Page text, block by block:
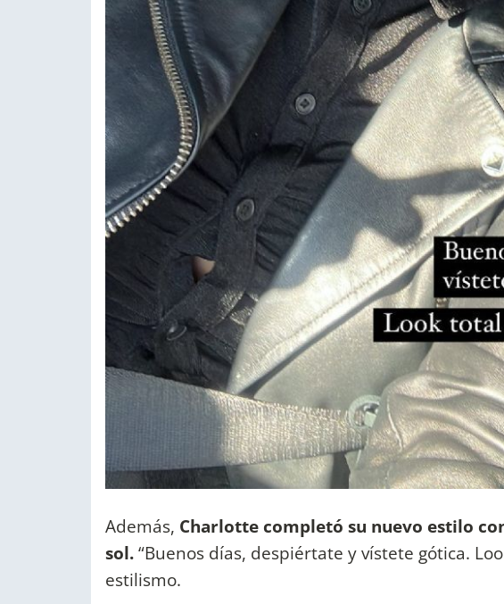
Además, Charlotte completó su nuevo estilo
sol.“Buenos días, despiértate y vístete gótica.
estilismo.